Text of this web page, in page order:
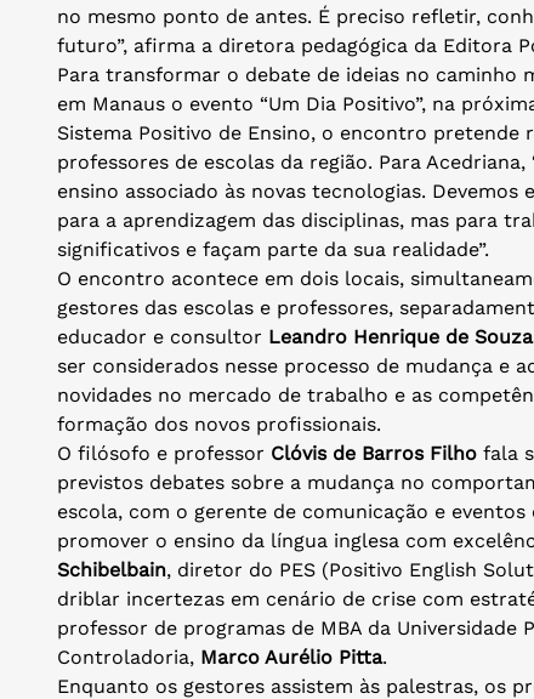
no mesmo ponto de antes. É preciso refletir,
futuro”, afirma a diretora pedagógica da Editora
Para transformar o debate de ideias no caminho
em Manaus o evento “Um Dia Positivo”, na
Sistema Positivo de Ensino, o encontro pretende
professores de escolas da região. Para
ensino associado às novas tecnologias.
para a aprendizagem das disciplinas, mas para
significativos e façam parte da sua realidade”.
O encontro acontece em dois locais,
gestores das escolas e professores,
educador e consultor Leandro Henrique de Souza
ser considerados nesse processo de mudança e
novidades no mercado de trabalho e as
formação dos novos profissionais.
O filósofo e professor Clóvis de Barros Filho fala
previstos debates sobre a mudança no
escola, com o gerente de comunicação e eventos
promover o ensino da língua inglesa com
Schibelbain, diretor do PES (Positivo English
driblar incertezas em cenário de crise com
professor de programas de MBA da Universidade
Controladoria, Marco Aurélio Pitta.
Enquanto os gestores assistem às palestras, os